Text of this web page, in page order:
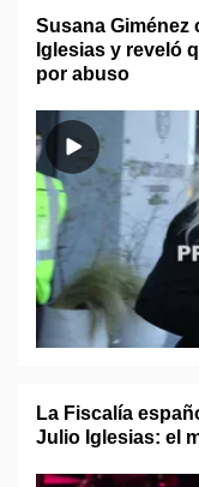
Susana
Iglesias y reveló
por abuso
La Fiscalía
Julio Iglesias: el